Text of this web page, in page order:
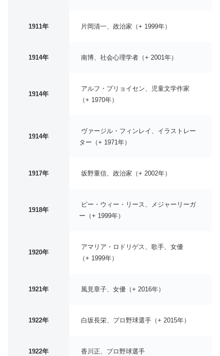
1911年 片岡清一、政治家（+ 1999年）
1914年 南博、社会心理学者（+ 2001年）
1914年
アルフ・プリョイセン、児童文学作家
（+ 1970年）
1914年
ヴァージル・フィンレイ、イラストレー
ター（+ 1971年）
1917年 坂野重信、政治家（+ 2002年）
1918年
ピー・ウィー・リース、メジャーリーガ
ー（+ 1999年）
1920年
アマリア・ロドリゲス、歌手、女優
（+ 1999年）
1921年 風見章子、女優（+ 2016年）
1922年 白坂長栄、プロ野球選手（+ 2015年）
1922年 香川正、プロ野球選手